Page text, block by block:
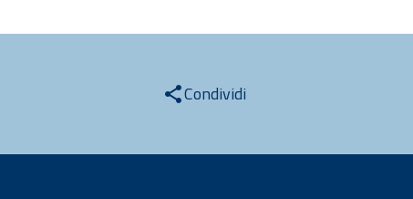
Condividi